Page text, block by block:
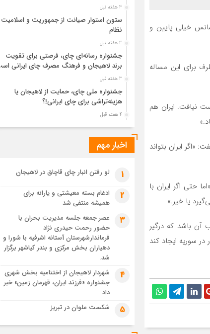
خیلی پایین و
در دو طرف برای این مساله
نیافت. ایران هم
«اگر ایران بتواند
حتی اگر ایران با
یا خیر.»
آن باشد که درگیر
سوریه ایجاد کند
3 هفته قبل
ستون استوار صیانت از جمهوریت و اسلامیت
نظام
3 هفته قبل
جشنواره رسانه‌ای چای، فرصتی برای تقویت
برند لاهیجان و فرهنگ مصرف چای ایرانی است
3 هفته قبل
جشنواره ملی چای، حمایت از لاهیجان یا
هزینه‌تراشی برای چای ایرانی!؟
4 هفته قبل
پیکر مطهر رهبر شهید انقلاب در حرم مطهر
رضوی آرام گرفت
آخر در آستان امام رئوف
تصاویر هوایی مراسم تشییع پیکر مطهر آقای
شهید ایران – مشهد
4 هفته قبل
مراسم تشییع پیکر مطهر آقای شهید ایران –
مشهد
تصاویری از تراکم جمعیت حاضر در میدان
ثورهالعشرین نجف اشرف
اخبار مهم
1 لو رفتن انبار چای قاچاق در لاهیجان
2
ادغام بسته معیشتی و یارانه برای
همیشه منتفی شد
3
عصر جمعه جلسه مدیریت بحران با
حضور رحمت حیدری نژاد
فرماندارشهرستان آستانه اشرفیه با شورا و
دهیاران بخش مرکزی و بندر کیاشهر برگزار
شد.
4
شهردار لاهیجان از اختتامیه بخش شهری
جشنواره «فرزند ایران، قهرمان زمین» خبر
داد
5 شکست ملوان در تبریز